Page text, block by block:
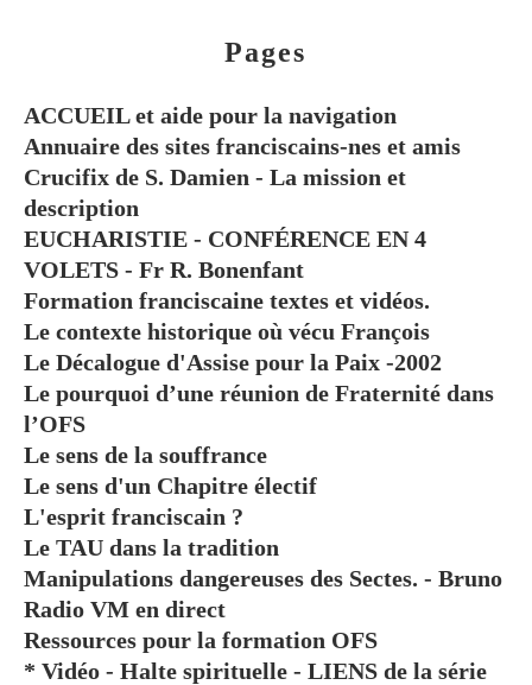
Pages
ACCUEIL et aide pour la navigation
Annuaire des sites franciscains-nes et amis
Crucifix de S. Damien - La mission et
description
EUCHARISTIE - CONFÉRENCE EN 4
VOLETS - Fr R. Bonenfant
Formation franciscaine textes et vidéos.
Le contexte historique où vécu François
Le Décalogue d'Assise pour la Paix -2002
Le pourquoi d’une réunion de Fraternité dans
l’OFS
Le sens de la souffrance
Le sens d'un Chapitre électif
L'esprit franciscain ?
Le TAU dans la tradition
Manipulations dangereuses des Sectes. - Bruno
Radio VM en direct
Ressources pour la formation OFS
* Vidéo - Halte spirituelle - LIENS de la série